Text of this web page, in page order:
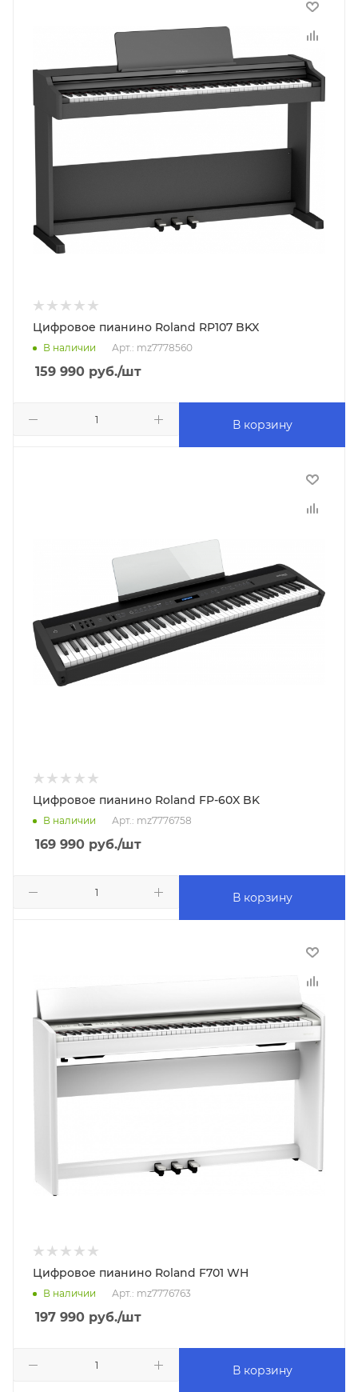
Цифровое пианино Roland RP107 BKX
В наличии Арт.: mz7778560
159 990 руб./шт
В корзину
Цифровое пианино Roland FP-60X BK
В наличии Арт.: mz7776758
169 990 руб./шт
В корзину
Цифровое пианино Roland F701 WH
В наличии Арт.: mz7776763
197 990 руб./шт
В корзину